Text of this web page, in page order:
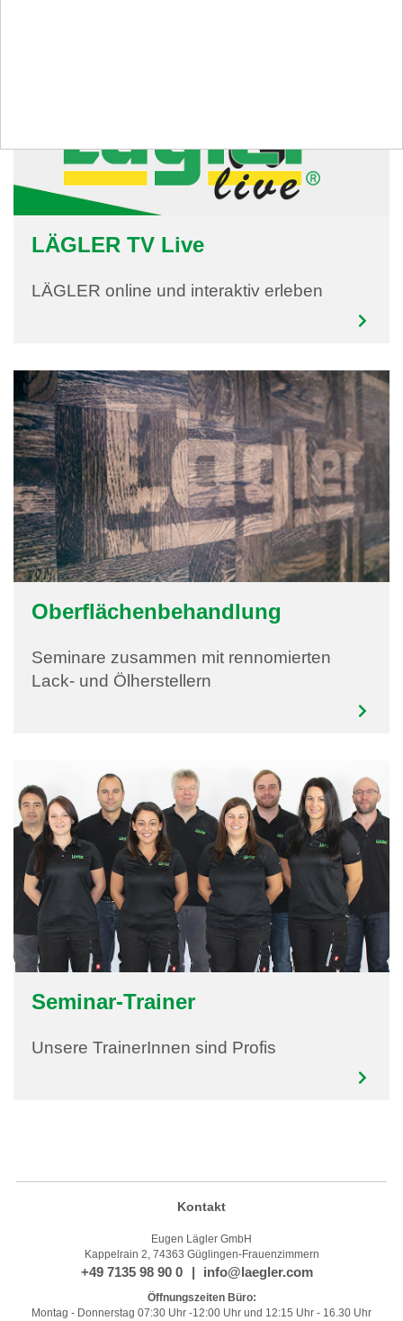
LÄGLER TV Live
LÄGLER online und interaktiv erleben
Oberflächenbehandlung
Seminare zusammen mit rennomierten
Lack- und Ölherstellern
Seminar-Trainer
Unsere TrainerInnen sind Profis
Kontakt
Eugen Lägler GmbH
Kappelrain 2, 74363 Güglingen-Frauenzimmern
+49 7135 98 90 0 info@laegler.com
Öffnungszeiten Büro:
Montag - Donnerstag 07:30 Uhr -12:00 Uhr und 12:15 Uhr - 16.30 Uhr